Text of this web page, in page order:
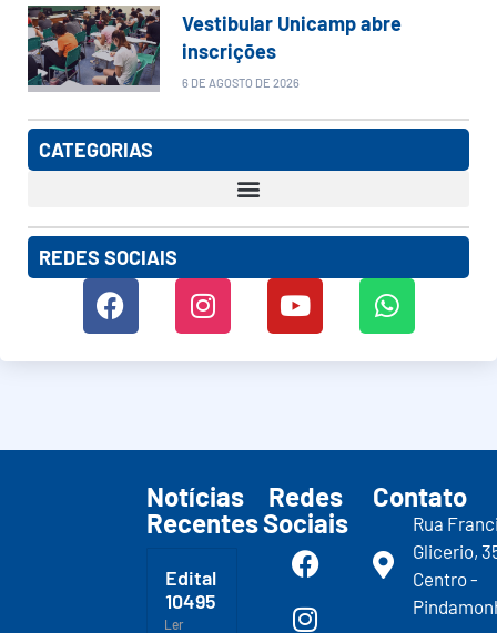
Vestibular Unicamp abre
inscrições
6 DE AGOSTO DE 2026
CATEGORIAS
REDES SOCIAIS
Notícias
Recentes
Edital
10495
Ler
Redes
Sociais
Contato
Rua
Glicerio,
Centro -